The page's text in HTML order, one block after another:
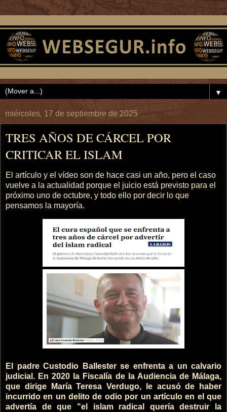
▼
miércoles, 17 de septiembre de 2025
TRES AÑOS DE CÁRCEL POR
CRITICAR EL ISLAM
El artículo y el vídeo son de hace casi un año, pero el caso
vuelve a la actualidad porque el juicio está previsto para el
próximo uno de octubre, y todo ello por decir lo que
pensamos la mayoría.
El padre Custodio Ballester se enfrenta a un calvario
judicial. En 2020 la Fiscalía de la Audiencia de Málaga,
que dirige María Teresa Verdugo, le acusó de haber
incurrido en un delito de odio por un artículo en el que
advertía de que "el islam radical quería destruir la